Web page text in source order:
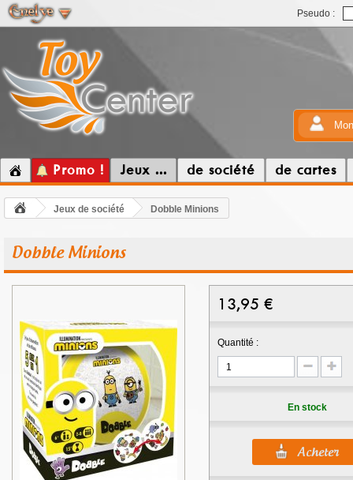
Pseudo :
Promo ! Jeux ... de société de cartes
Jeux de société Dobble Minions
Dobble Minions
13,95 €
Quantité :
En stock